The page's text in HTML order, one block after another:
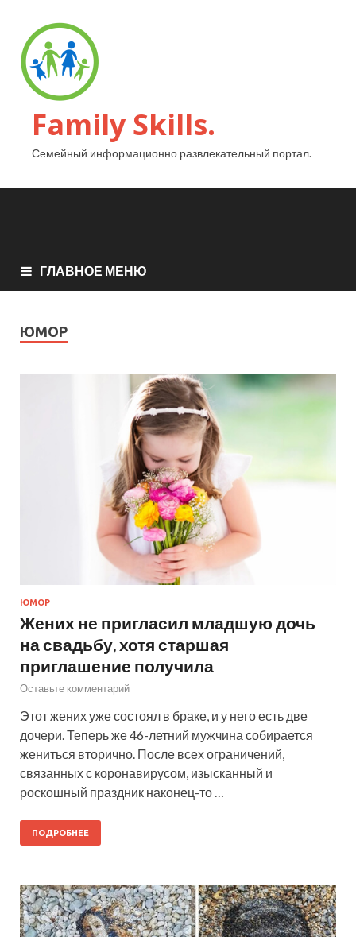
Family Skills.
Семейный информационно развлекательный портал.
ГЛАВНОЕ МЕНЮ
ЮМОР
ЮМОР
Жених не пригласил младшую дочь
на свадьбу, хотя старшая
приглашение получила
Оставьте комментарий
Этот жених уже состоял в браке, и у него есть две
дочери. Теперь же 46-летний мужчина собирается
жениться вторично. После всех ограничений,
связанных с коронавирусом, изысканный и
роскошный праздник наконец-то …
ПОДРОБНЕЕ